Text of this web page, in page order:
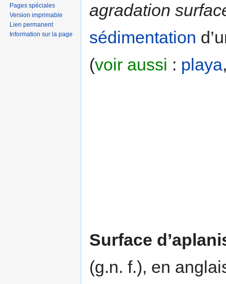
agradation
sédimentation
(voir aussi : playa
Surface
(g.n. f.), en
Pages spéciales
Version imprimable
Lien permanent
Information sur la page